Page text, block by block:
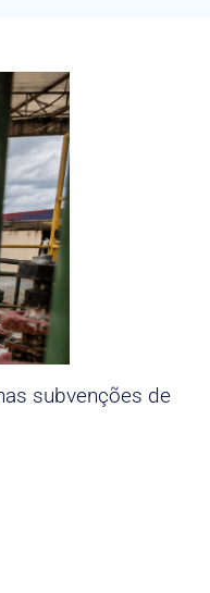
subvenções de